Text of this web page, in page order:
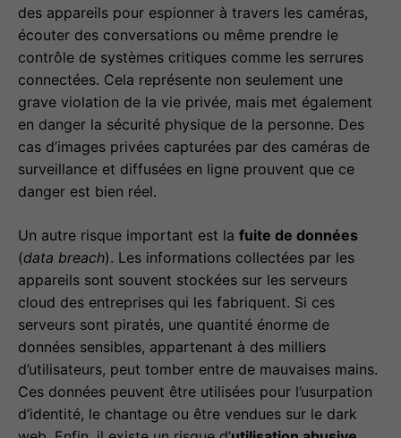
des appareils pour espionner à travers les caméras,
écouter des conversations ou même prendre le
contrôle de systèmes critiques comme les serrures
connectées. Cela représente non seulement une
grave violation de la vie privée, mais met également
en danger la sécurité physique de la personne. Des
cas d’images privées capturées par des caméras de
surveillance et diffusées en ligne prouvent que ce
danger est bien réel.
Un autre risque important est la fuite de données
(data breach). Les informations collectées par les
appareils sont souvent stockées sur les serveurs
cloud des entreprises qui les fabriquent. Si ces
serveurs sont piratés, une quantité énorme de
données sensibles, appartenant à des milliers
d’utilisateurs, peut tomber entre de mauvaises mains.
Ces données peuvent être utilisées pour l’usurpation
d’identité, le chantage ou être vendues sur le dark